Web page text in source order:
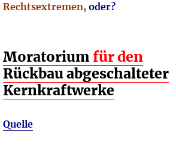
Rechtsextremen, oder?
Moratorium für den
Rückbau abgeschalteter
Kernkraftwerke
Quelle